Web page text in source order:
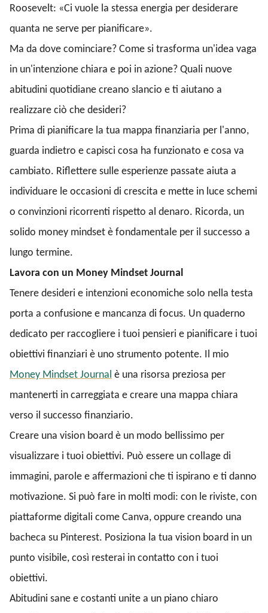
Roosevelt: «Ci vuole la stessa energia per desiderare
quanta ne serve per pianificare».
Ma da dove cominciare? Come si trasforma un'idea vaga
in un'intenzione chiara e poi in azione? Quali nuove
abitudini quotidiane creano slancio e ti aiutano a
realizzare ciò che desideri?
Prima di pianificare la tua mappa finanziaria per l'anno,
guarda indietro e capisci cosa ha funzionato e cosa va
cambiato. Riflettere sulle esperienze passate aiuta a
individuare le occasioni di crescita e mette in luce schemi
o convinzioni ricorrenti rispetto al denaro. Ricorda, un
solido money mindset è fondamentale per il successo a
lungo termine.
Lavora con un Money Mindset Journal
Tenere desideri e intenzioni economiche solo nella testa
porta a confusione e mancanza di focus. Un quaderno
dedicato per raccogliere i tuoi pensieri e pianificare i tuoi
obiettivi finanziari è uno strumento potente. Il mio
Money Mindset Journal è una risorsa preziosa per
mantenerti in carreggiata e creare una mappa chiara
verso il successo finanziario.
Creare una vision board è un modo bellissimo per
visualizzare i tuoi obiettivi. Può essere un collage di
immagini, parole e affermazioni che ti ispirano e ti danno
motivazione. Si può fare in molti modi: con le riviste, con
piattaforme digitali come Canva, oppure creando una
bacheca su Pinterest. Posiziona la tua vision board in un
punto visibile, così resterai in contatto con i tuoi
obiettivi.
Abitudini sane e costanti unite a un piano chiaro